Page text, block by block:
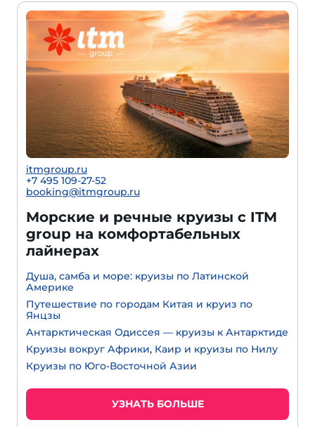
itmgroup.ru
+7 495 109-27-52
booking@itmgroup.ru
Морские и речные круизы с ITM
group на комфортабельных
лайнерах
Душа, самба и море: круизы по Латинской
Америке
Путешествие по городам Китая и круиз по
Янцзы
Антарктическая Одиссея — круизы к Антарктиде
Круизы вокруг Африки, Каир и круизы по Нилу
Круизы по Юго-Восточной Азии
УЗНАТЬ БОЛЬШЕ